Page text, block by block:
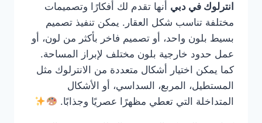
انترلوك في دبي أنها تقدم لك أفكارًا وتصميمات
مختلفة تناسب شكل العقار. يمكن تنفيذ تصميم
بسيط بلون واحد، أو تصميم فاخر بأكثر من لون، أو
عمل حدود خارجية بلون مختلف لإبراز المساحة.
كما يمكن اختيار أشكال متعددة من الانترلوك مثل
المستطيل، المربع، السداسي، أو الأشكال
المتداخلة التي تعطي مظهرًا عصريًا وجذابًا.